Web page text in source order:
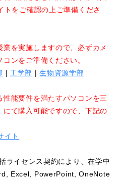
をご確認の上ご準備くださ
業を実施しますので、必ずカメ
ンをご準備ください。
| 工学部 |生物資源学部
能要件を満たすパソコンを三
て購入可能ですので、下記の
イト
ライセンス契約により、在学中
Excel, PowerPoint, OneNote